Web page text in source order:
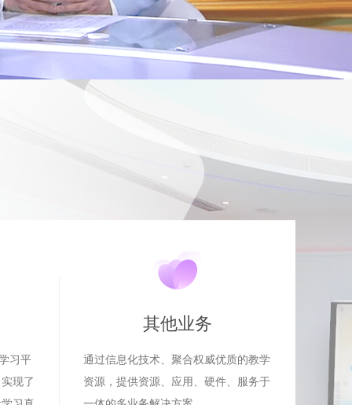
习平
现了
其他业务
通过信息化技术、聚合权威优质的教学
资源，提供资源、应用、硬件、服务于